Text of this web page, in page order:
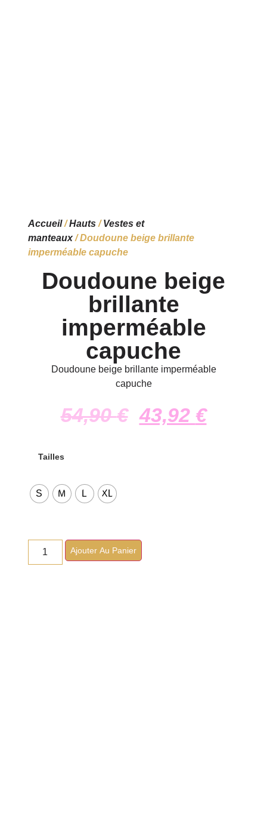
Accueil/Hauts/Vestes et
manteaux/ Doudoune beige brillante
imperméable capuche
Doudoune beige
brillante
imperméable
capuche
Doudoune beige brillante imperméable
capuche
54,90€ 43,92 €
Tailles
S M L XL
Ajouter Au Panier